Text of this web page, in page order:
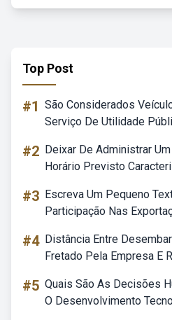
Top Post
#1 São Considerados
Serviço De Utilidade
#2 Deixar De Administrar
Horário Previsto
#3 Escreva Um Pequeno
Participação Nas
#4 Distância Entre
Fretado Pela Empresa E
#5 Quais São As Decisões
O Desenvolvimento